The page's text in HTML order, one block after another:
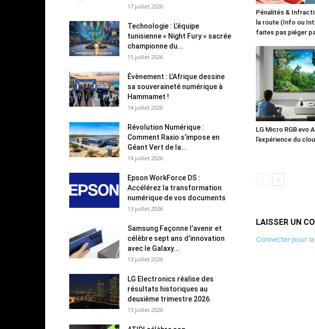
Pénalités &
la route (Info ou
faites pas piéger
LG Micro RGB evo
l’expérience du
LAISSER UN
Connecter pour
17 juillet 2026
Technologie : L’équipe
tunisienne « Night Fury » sacrée
championne du...
15 juillet 2026
Évènement : L’Afrique dessine
sa souveraineté numérique à
Hammamet !
14 juillet 2026
Révolution Numérique :
Comment Raxio s’impose en
Géant Vert de la...
14 juillet 2026
Epson WorkForce DS :
Accélérez la transformation
numérique de vos documents
13 juillet 2026
Samsung Façonne l’avenir et
célèbre sept ans d’innovation
avec le Galaxy...
13 juillet 2026
LG Electronics réalise des
résultats historiques au
deuxième trimestre 2026
13 juillet 2026